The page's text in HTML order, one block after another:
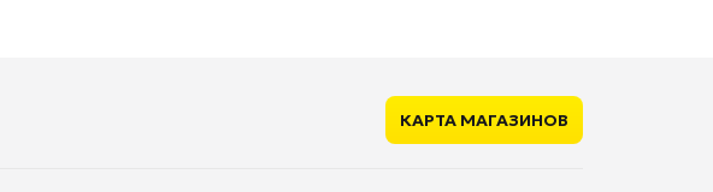
КАРТА МАГАЗИНОВ